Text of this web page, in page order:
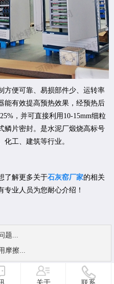
便可靠、易损部件少、运转率
能有效提高预热效果，经预热后
，并可直接利用10-15mm细粒
鳞片密封。是水泥厂煅烧高标号
工、建筑等行业。
解更多关于石灰窑厂家的相关
业人员为您耐心介绍！
题...
摩擦...
关于 联系